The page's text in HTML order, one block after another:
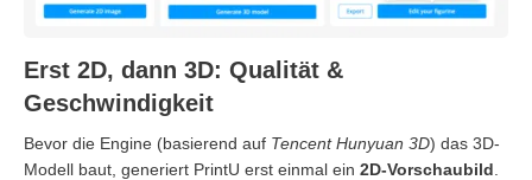
Erst 2D, dann 3D: Qualität &
Geschwindigkeit
Bevor die Engine (basierend auf Tencent Hunyuan 3D) das 3D-
Modell baut, generiert PrintU erst einmal ein 2D-Vorschaubild